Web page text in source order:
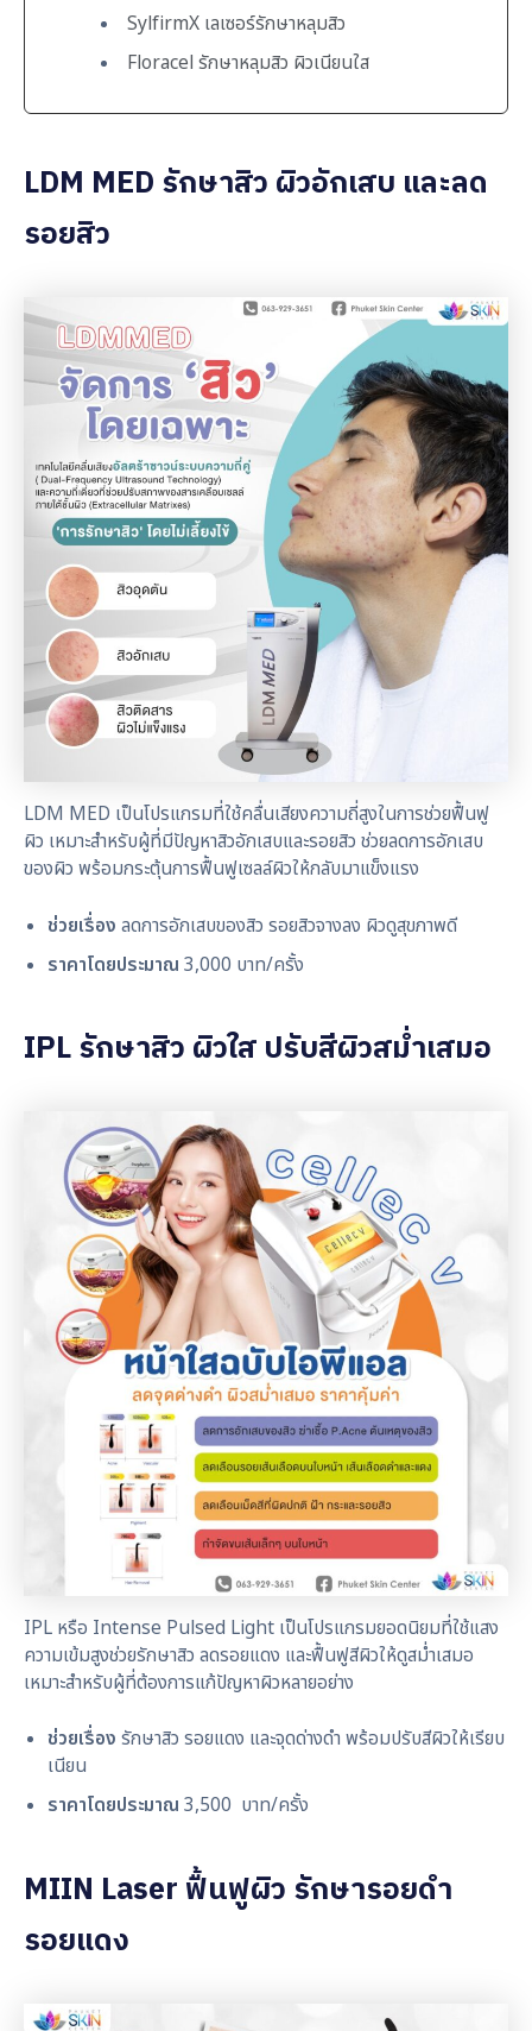
SylfirmX เลเซอร์รักษาหลุมสิว
Floracel รักษาหลุมสิว ผิวเนียนใส
LDM MED รักษาสิว ผิวอักเสบ และลด
รอยสิว
LDM MED เป็นโปรแกรมที่ใช้คลื่นเสียงความถี่สูงในการช่วยฟื้นฟู
ผิว เหมาะสำหรับผู้ที่มีปัญหาสิวอักเสบและรอยสิว ช่วยลดการอักเสบ
ของผิว พร้อมกระตุ้นการฟื้นฟูเซลล์ผิวให้กลับมาแข็งแรง
ช่วยเรื่อง ลดการอักเสบของสิว รอยสิวจางลง ผิวดูสุขภาพดี
ราคาโดยประมาณ 3,000 บาท/ครั้ง
IPL รักษาสิว ผิวใส ปรับสีผิวสม่ำเสมอ
IPL หรือ Intense Pulsed Light เป็นโปรแกรมยอดนิยมที่ใช้แสง
ความเข้มสูงช่วยรักษาสิว ลดรอยแดง และฟื้นฟูสีผิวให้ดูสม่ำเสมอ
เหมาะสำหรับผู้ที่ต้องการแก้ปัญหาผิวหลายอย่าง
ช่วยเรื่อง รักษาสิว รอยแดง และจุดด่างดำ พร้อมปรับสีผิวให้เรียบ
เนียน
ราคาโดยประมาณ 3,500 บาท/ครั้ง
MIIN Laser ฟื้นฟูผิว รักษารอยดำ
รอยแดง